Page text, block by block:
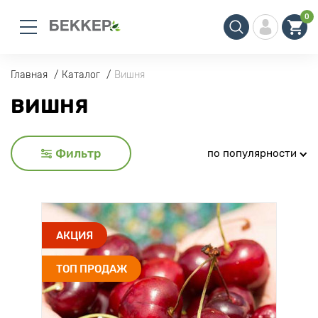
0
Главная Каталог Вишня
ВИШНЯ
Фильтр по популярности
АКЦИЯ
ТОП ПРОДАЖ